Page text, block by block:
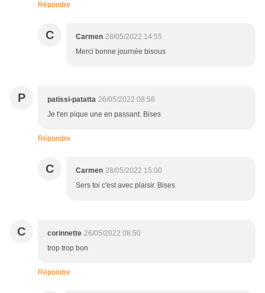
Répondre
C Carmen 28/05/2022 14:55
Merci bonne journée bisous
P patissi-patatta 26/05/2022 08:58
Je t'en pique une en passant. Bises
Répondre
C Carmen 28/05/2022 15:00
Sers toi c'est avec plaisir. Bises
C corinnette 26/05/2022 08:50
trop trop bon
Répondre